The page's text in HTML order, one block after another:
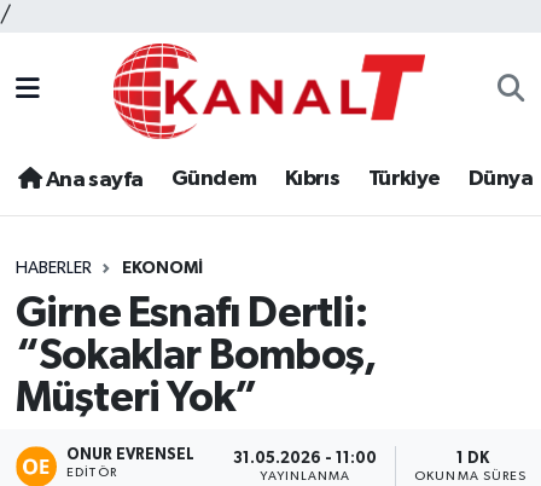
/
Ana sayfa Gündem Kıbrıs Türkiye Dünya
HABERLER EKONOMI
Girne Esnafı Dertli:
“Sokaklar Bomboş,
Müşteri Yok”
ONUR EVRENSEL
EDITÖR
31.05.2026 - 11:00
YAYINLANMA
1 DK
OKUNMA SÜRESI